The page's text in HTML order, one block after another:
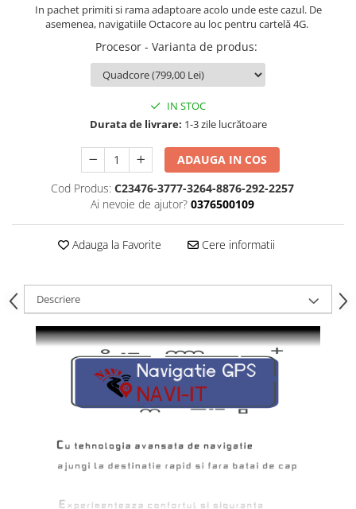
In pachet primiti si rama adaptoare acolo unde este cazul. De
asemenea, navigatiile Octacore au loc pentru cartelă 4G.
Procesor - Varianta de produs:
IN STOC
Durata de livrare: 1-3 zile lucrătoare
ADAUGA IN COS
Cod Produs: C23476-3777-3264-8876-292-2257
Ai nevoie de ajutor? 0376500109
Adauga la Favorite Cere informatii
Descriere